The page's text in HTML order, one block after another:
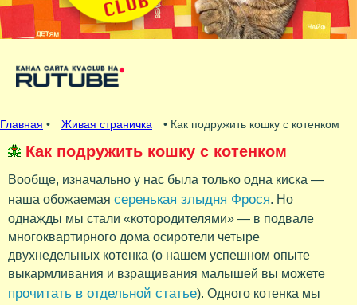
Главная • Живая страничка • Как подружить кошку с котенком
Как подружить кошку с котенком
Вообще, изначально у нас была только одна киска —
наша обожаемая серенькая злыдня Фрося. Но
однажды мы стали «котородителями» — в подвале
многоквартирного дома осиротели четыре
двухнедельных котенка (о нашем успешном опыте
выкармливания и взращивания малышей вы можете
прочитать в отдельной статье). Одного котенка мы